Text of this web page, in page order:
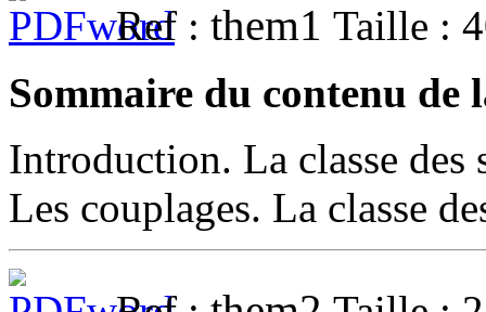
Ref : them1 Taille :
Sommaire du contenu
Introduction. La classe des
Les couplages. La classe